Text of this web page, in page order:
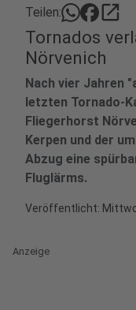
Teilen: open_in_new
Tornados
Nörvenich
Nach vier Jahren
letzten Tornado-
Fliegerhorst
Kerpen und der
Abzug eine
Fluglärms.
Veröffentlicht:
Anzeige